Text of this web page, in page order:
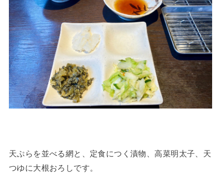
天ぷらを並べる網と、定食につく漬物、高菜明太子、天
つゆに大根おろしです。